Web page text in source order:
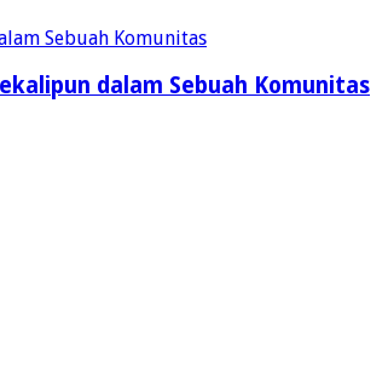
dalam Sebuah Komunitas